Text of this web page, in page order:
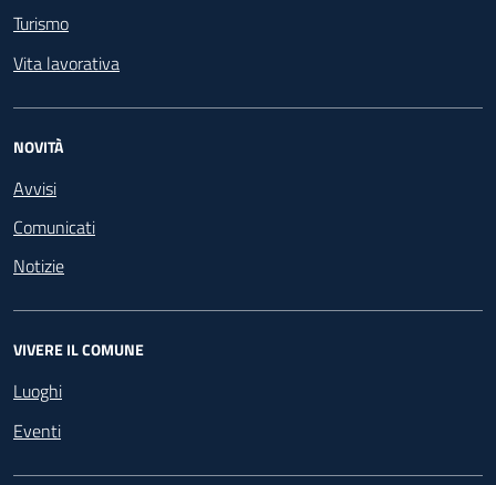
Turismo
Vita lavorativa
NOVITÀ
Avvisi
Comunicati
Notizie
VIVERE IL COMUNE
Luoghi
Eventi